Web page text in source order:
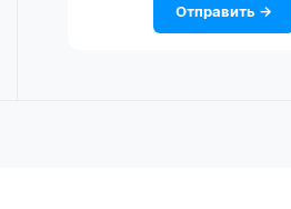
Отправить →